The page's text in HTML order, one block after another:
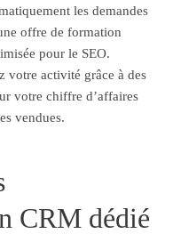
les demandes
offre de formation
pour le SEO.
votre activité grâce à des
votre chiffre d’affaires
vendues.
CRM dédié